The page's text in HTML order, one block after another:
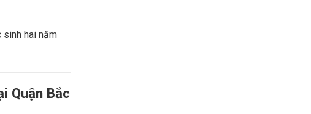
sinh hai năm
Quận Bắc